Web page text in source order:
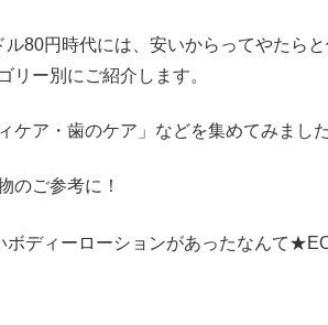
80円時代には、安いからってやたら
リー別にご紹介します。
ア・歯のケア」などを集めてみました
のご参考に！
ボディーローションがあったなんて